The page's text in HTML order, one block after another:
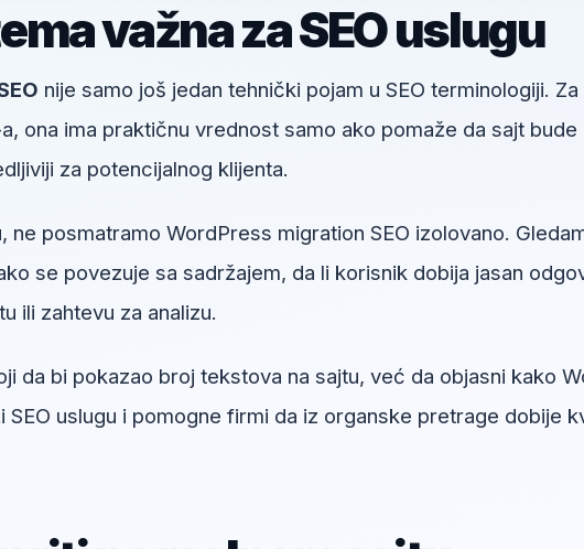
važna za SEO uslugu
nije samo još jedan tehnički pojam u SEO terminologiji.
ona ima praktičnu vrednost samo ako pomaže da sajt bude
za potencijalnog klijenta.
ne posmatramo WordPress migration SEO izolovano.
se povezuje sa sadržajem, da li korisnik dobija jasan
ili zahtevu za analizu.
da bi pokazao broj tekstova na sajtu, već da objasni kako
SEO uslugu i pomogne firmi da iz organske pretrage dobije